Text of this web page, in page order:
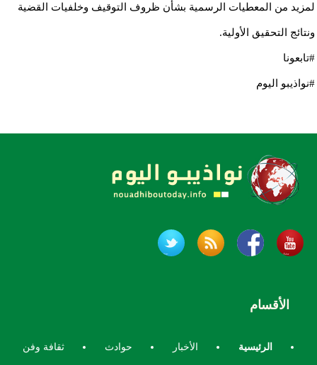
لمزيد من المعطيات الرسمية بشأن ظروف التوقيف وخلفيات القضية
ونتائج التحقيق الأولية.
#تابعونا
#نواذيبو اليوم
الأقسام
الرئيسية الأخبار حوادث ثقافة وفن